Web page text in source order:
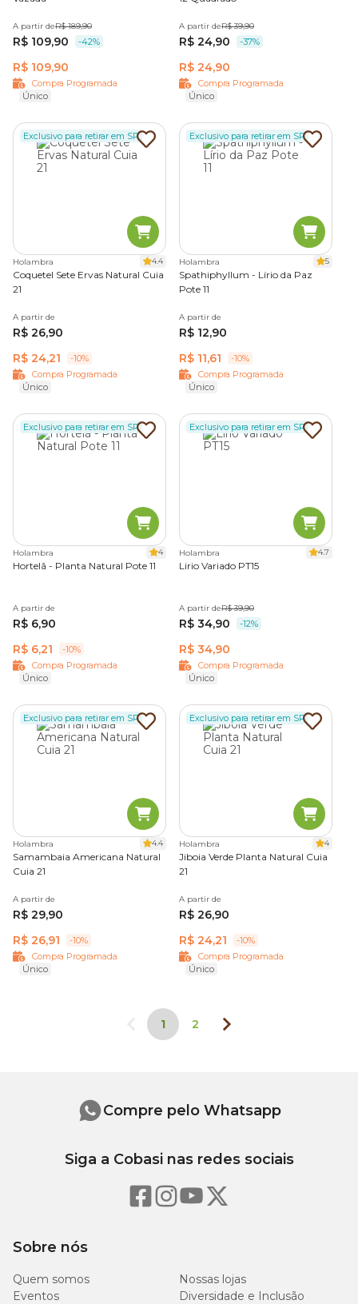
A partir deR$ 189,90
R$ 109,90 -42%
R$ 109,90
Compra Programada
Único
A partir deR$ 39,90
R$ 24,90 -37%
R$ 24,90
Compra Programada
Único
Exclusivo para retirar em SP
Holambra 4.4
Coquetel Sete Ervas Natural Cuia
21
A partir de
R$ 26,90
R$ 24,21
-10%
Compra Programada
Único
Exclusivo para retirar em SP
Holambra 5
Spathiphyllum - Lírio da Paz
Pote 11
A partir de
R$ 12,90
R$ 11,61
-10%
Compra Programada
Único
Exclusivo para retirar em SP
Holambra 4
Hortelã - Planta Natural Pote 11
A partir de
R$ 6,90
R$ 6,21
-10%
Compra Programada
Único
Exclusivo para retirar em SP
Holambra 4.7
Lirio Variado PT15
A partir deR$ 39,90
R$ 34,90 -12%
R$ 34,90
Compra Programada
Único
Exclusivo para retirar em SP
Holambra 4.4
Samambaia Americana Natural
Cuia 21
A partir de
R$ 29,90
R$ 26,91
-10%
Compra Programada
Único
Exclusivo para retirar em SP
Holambra 4
Jiboia Verde Planta Natural Cuia
21
A partir de
R$ 26,90
R$ 24,21
-10%
Compra Programada
Único
1 2
Sobre nós
Quem somos
Nossas lojas
Eventos
Diversidade e Inclusão
Compre pelo Whatsapp
Siga a Cobasi nas redes sociais